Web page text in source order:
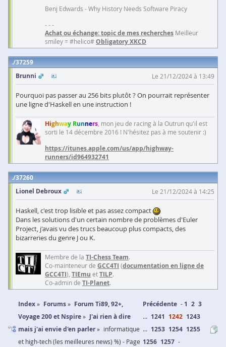
Benj Edwards - Why History Needs Software Piracy
- - -
Achat ou échange: topic de mes recherches Meilleur
smiley = #helico#Obligatory XKCD
37259
Brunni
Le 21/12/2024 à 13:49
Pourquoi pas passer au 256 bits plutôt ? On pourrait représenter
une ligne d'Haskell en une instruction !
Highway Runners , mon jeu de racing à la Outrun qu'il est
sorti le 14 décembre 2016 ! N'hésitez pas à me soutenir :)
https://itunes.apple.com/us/app/highway-
runners/id964932741
37260
Lionel Debroux
Le 21/12/2024 à 14:25
Haskell, c'est trop lisible et pas assez compact
Dans les solutions d'un certain nombre de problèmes d'Euler
Project, j'avais vu des trucs beaucoup plus compacts, des
bizarreries du genre J ou K.
Membre de la TI-Chess Team.
Co-mainteneur de GCC4TI (documentation en ligne de
GCC4TI), TIEmu etTILP.
Co-admin de TI-Planet.
Index Forums
Forum Ti89, 92+,
Voyage 200 et Nspire
J'ai rien à dire
mais j'ai envie d'en parler
informatique
et high-tech (les meilleures news) %) - Page
Précédente 1 2 3
... 1241 1242 1243
... 1253 1254 1255
1256 1257